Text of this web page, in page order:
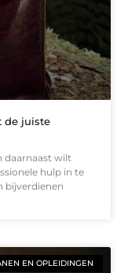
de juiste
daarnaast wilt
hulp in te
bijverdienen
EN OPLEIDINGEN